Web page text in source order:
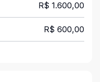
R$ 1.600,00
R$ 600,00